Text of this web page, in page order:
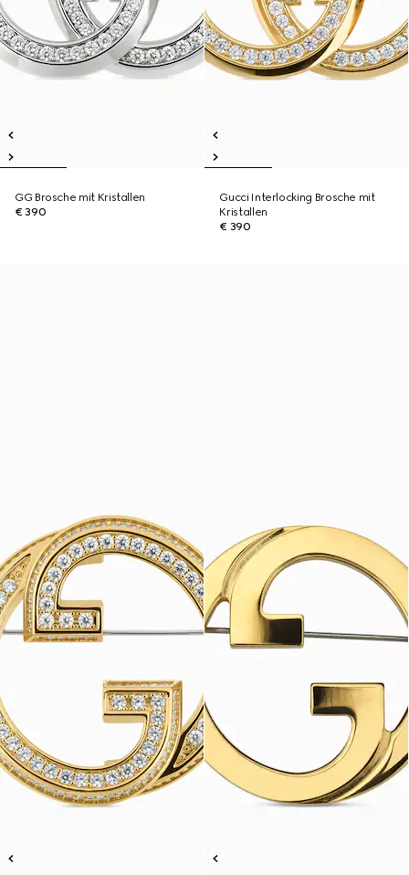
GG Brosche mit Kristallen
€ 390
Gucci Interlocking Brosche mit
Kristallen
€ 390